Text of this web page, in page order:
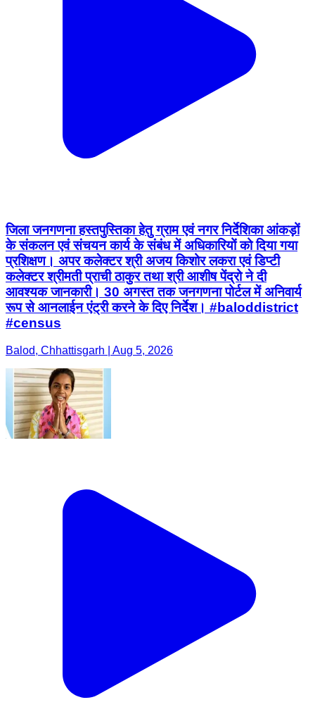
जिला जनगणना हस्तपुस्तिका हेतु ग्राम एवं नगर निर्देशिका आंकड़ों
के संकलन एवं संचयन कार्य के संबंध में अधिकारियों को दिया गया
प्रशिक्षण। अपर कलेक्टर श्री अजय किशोर लकरा एवं डिप्टी
कलेक्टर श्रीमती प्राची ठाकुर तथा श्री आशीष पेंद्रो ने दी
आवश्यक जानकारी। 30 अगस्त तक जनगणना पोर्टल में अनिवार्य
रूप से आनलाईन एंट्री करने के दिए निर्देश। #baloddistrict
#census
Balod, Chhattisgarh | Aug 5, 2026